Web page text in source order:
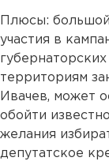
Плюсы:
участия в
территориям
Ивачев, может
обойти
желания
депутатское